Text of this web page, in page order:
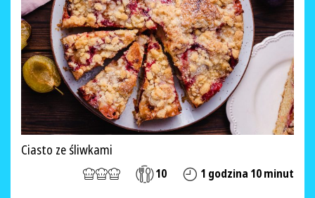
Ciasto ze śliwkami
10 1 godzina 10 minut